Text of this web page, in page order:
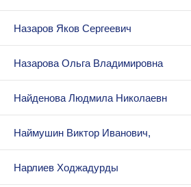
Назаров Яков Сергеевич
Назарова Ольга Владимировна
Найденова Людмила Николаевн
Наймушин Виктор Иванович,
Нарлиев Ходжадурды